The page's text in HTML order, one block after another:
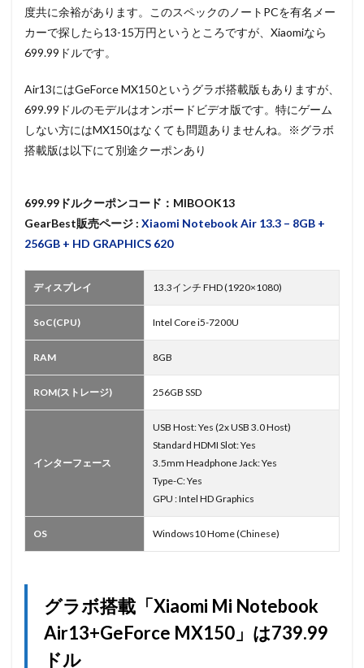
度共に余裕があります。このスペックのノートPCを有名メー
カーで探したら13-15万円というところですが、Xiaomiなら
699.99ドルです。
Air13にはGeForce MX150というグラボ搭載版もありますが、
699.99ドルのモデルはオンボードビデオ版です。特にゲーム
しない方にはMX150はなくても問題ありませんね。※グラボ
搭載版は以下にて別途クーポンあり
699.99ドルクーポンコード：MIBOOK13
GearBest販売ページ : Xiaomi Notebook Air 13.3 – 8GB +
256GB + HD GRAPHICS 620
ディスプレイ 13.3インチ FHD (1920×1080)
SoC(CPU) Intel Core i5-7200U
RAM 8GB
ROM(ストレージ) 256GB SSD
インターフェース
USB Host: Yes (2x USB 3.0 Host)
Standard HDMI Slot: Yes
3.5mm Headphone Jack: Yes
Type-C: Yes
GPU : Intel HD Graphics
OS Windows10 Home (Chinese)
グラボ搭載「Xiaomi Mi Notebook
Air13+GeForce MX150」は739.99
ドル